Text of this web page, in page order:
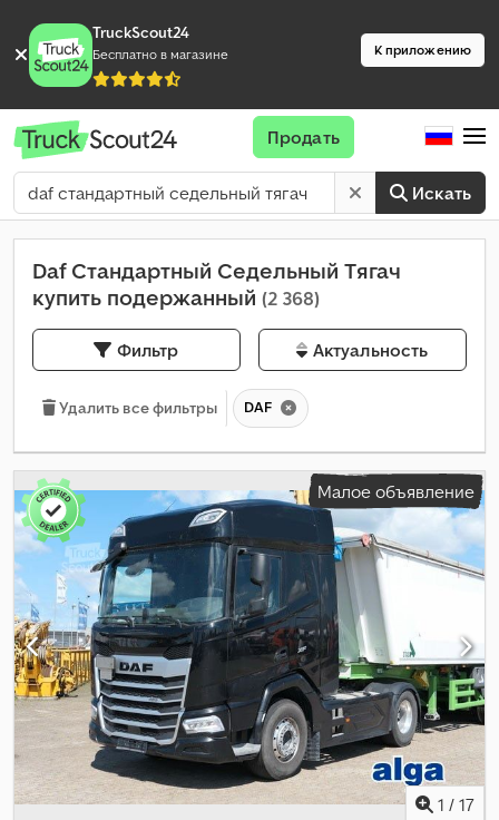
TruckScout24
Бесплатно в магазине К приложению
Искать
Продать
Daf Стандартный Седельный Тягач
купить подержанный (2 368)
Фильтр Актуальность
Удалить все фильтры DAF
Малое объявление
1 / 17